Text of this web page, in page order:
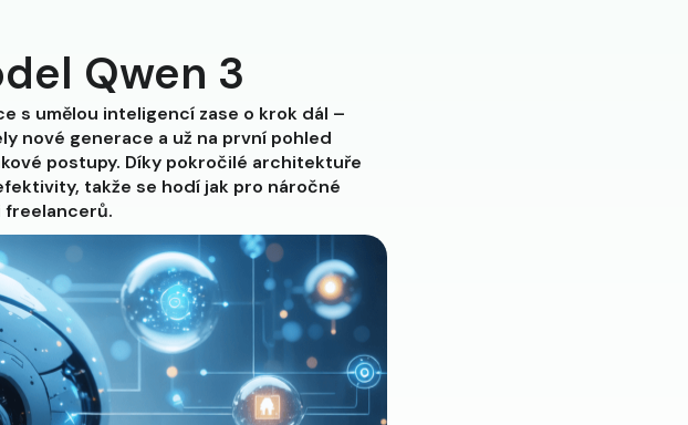
Qwen 3
s umělou inteligencí zase o krok dál –
nové generace a už na první pohled
postupy. Díky pokročilé architektuře
takže se hodí jak pro náročné
freelancerů.